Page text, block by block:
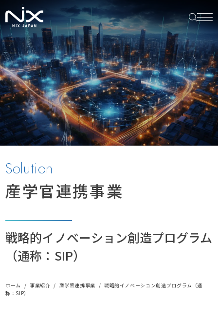
Solution
産学官連携事業
戦略的イノベーション創造プログラム
（通称：SIP）
ホーム 事業紹介 産学官連携事業
戦略的イノベーション創造プログラム（通
称：SIP）